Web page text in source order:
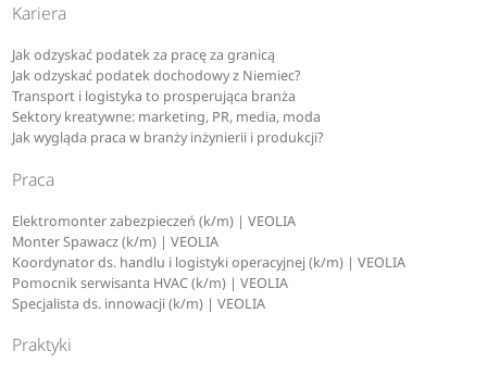
Kariera
Jak odzyskać podatek za pracę za granicą
Jak odzyskać podatek dochodowy z Niemiec?
Transport i logistyka to prosperująca branża
Sektory kreatywne: marketing, PR, media, moda
Jak wygląda praca w branży inżynierii i produkcji?
Praca
Elektromonter zabezpieczeń (k/m) | VEOLIA
Monter Spawacz (k/m) | VEOLIA
Koordynator ds. handlu i logistyki operacyjnej (k/m) | VEOLIA
Pomocnik serwisanta HVAC (k/m) | VEOLIA
Specjalista ds. innowacji (k/m) | VEOLIA
Praktyki